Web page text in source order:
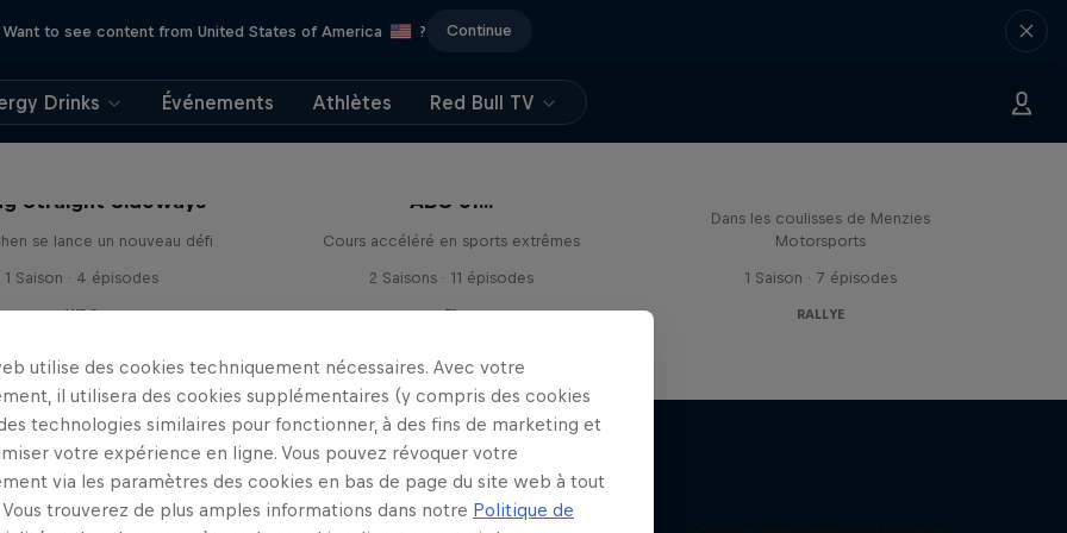
Want to see content from United States of America ? Continue
Drinks Événements Athlètes Red Bull TV
Straight Sideways
se lance un nouveau défi
1 Saison · 4 épisodes
WRC
ABC of...
Cours accéléré en sports extrêmes
2 Saisons · 11 épisodes
F1
Drivin' Dirty with Bryce
Dans les coulisses de Menzies
Motorsports
1 Saison · 7 épisodes
RALLYE
utilise des cookies techniquement nécessaires. Avec votre
il utilisera des cookies supplémentaires (y compris des cookies
technologies similaires pour fonctionner, à des fins de marketing et
votre expérience en ligne. Vous pouvez révoquer votre
via les paramètres des cookies en bas de page du site web à tout
trouverez de plus amples informations dans notre Politique de